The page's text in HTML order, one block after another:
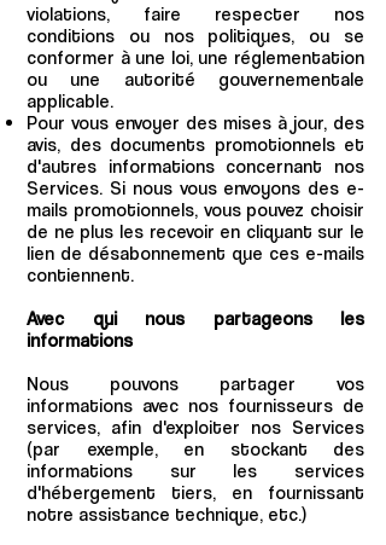
violations, faire respecter nos
conditions ou nos politiques, ou se
conformer à une loi, une réglementation
ou une autorité gouvernementale
applicable.
Pour vous envoyer des mises à jour, des
avis, des documents promotionnels et
d'autres informations concernant nos
Services. Si nous vous envoyons des e-
mails promotionnels, vous pouvez choisir
de ne plus les recevoir en cliquant sur le
lien de désabonnement que ces e-mails
contiennent.
Avec qui nous partageons les
informations
Nous pouvons partager vos
informations avec nos fournisseurs de
services, afin d'exploiter nos Services
(par exemple, en stockant des
informations sur les services
d'hébergement tiers, en fournissant
notre assistance technique, etc.)